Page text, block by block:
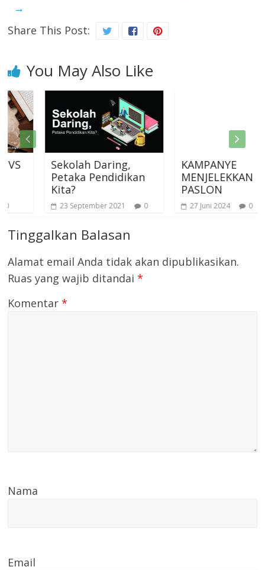
→
Share This Post:
You May Also Like
Sekolah Daring,
Petaka Pendidikan
23 September 2021 0
KAMPANYE
MENJELEKKAN
PASLON
27 Juni 2024 0
Tinggalkan Balasan
Alamat email Anda tidak akan dipublikasikan.
Ruas yang wajib ditandai*
Komentar*
Nama
Email